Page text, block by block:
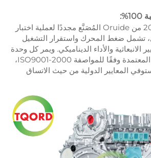
يخضع كل محرك 204DT من Oruide المُصَنَّع مجددًا لعملية اختبار
تشمل ضغط المحرك واستقرار التشغيل
الانبعاثية والأداء الديناميكي. ويمر كل وحدة
بإجراءات إدارة الجودة المعتمدة وفقًا للمواصفة ISO9001-2000،
المعايير الدولية من حيث الاتساق